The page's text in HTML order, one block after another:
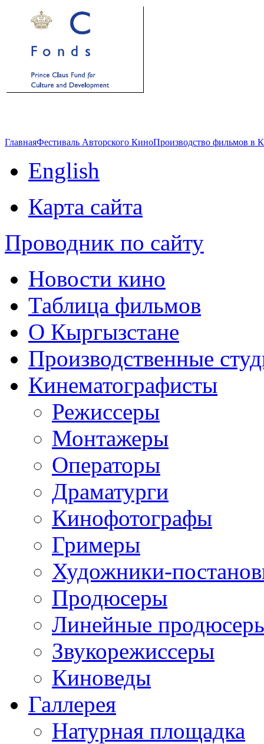
ГлавнаяФестиваль Авторского КиноПроизводство фильмов в
English
Карта сайта
Проводник по сайту
Новости кино
Таблица фильмов
О Кыргызстане
Производственные
Кинематографисты
Режиссеры
Монтажеры
Операторы
Драматурги
Кинофотографы
Гримеры
Художники-
Продюсеры
Линейные
Звукорежиссеры
Киноведы
Галлерея
Натурная площадка